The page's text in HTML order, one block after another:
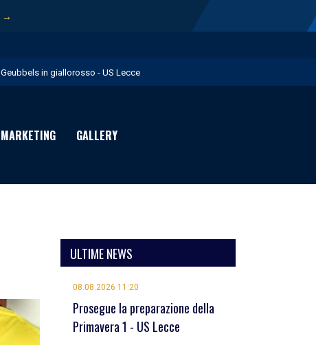
→
Geubbels in giallorosso - US Lecce
Aratravel è Premium Partner per la stagione 2026/27 - US Lecce
Primavera 1: Flies in giallorosso - US Lecce
MARKETING GALLERY
ULTIME NEWS
08.08.2026 11:20
Prosegue la preparazione della
Primavera 1 - US Lecce